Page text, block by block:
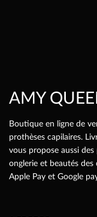
AMY
Boutique en ligne de
prothèses capilaires.
vous propose aussi
onglerie et beautés des
Apple Pay et Google